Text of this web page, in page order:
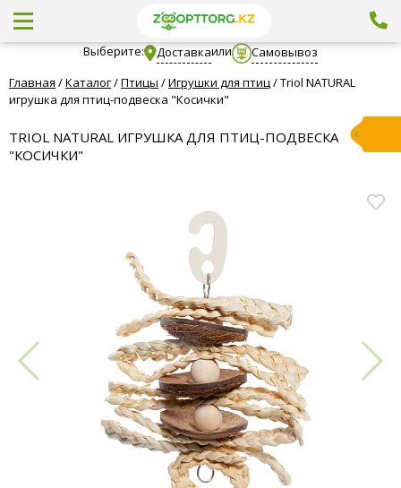
Выберите: Доставкаили
Самовывоз
Главная /Каталог/Птицы /Игрушки для птиц/Triol NATURAL
игрушка для птиц-подвеска "Косички"
TRIOL NATURAL ИГРУШКА ДЛЯ ПТИЦ-ПОДВЕСКА
"КОСИЧКИ"